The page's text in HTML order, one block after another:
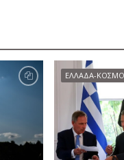
ΕΛΛΑΔΑ-